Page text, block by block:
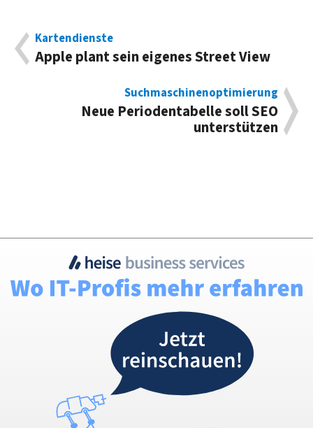
Kartendienste
Apple plant sein eigenes Street View
Suchmaschinenoptimierung
Neue Periodentabelle soll SEO
unterstützen